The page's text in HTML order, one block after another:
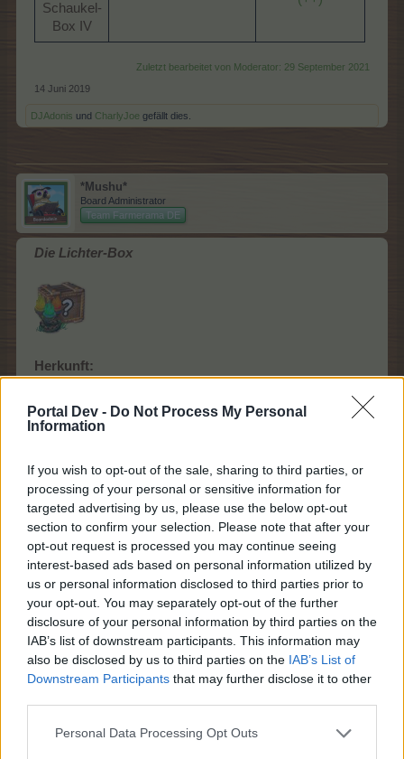
Portal Dev - Do Not Process My Personal
Information
If you wish to opt-out of the sale, sharing to third parties, or
processing of your personal or sensitive information for
targeted advertising by us, please use the below opt-out
section to confirm your selection. Please note that after your
opt-out request is processed you may continue seeing
interest-based ads based on personal information utilized by
us or personal information disclosed to third parties prior to
your opt-out. You may separately opt-out of the further
disclosure of your personal information by third parties on the
IAB’s list of downstream participants. This information may
also be disclosed by us to third parties on the IAB’s List of
Downstream Participants that may further disclose it to other
Personal Data Processing Opt Outs
Schaukel-
Box IV​
Zuletzt bearbeitet von Moderator: 29 September 2021
14 Juni 2019
DJAdonis und CharlyJoe gefällt dies.
*Mushu*
Board Administrator
Team Farmerama DE
Die Lichter-Box
Herkunft:
2019
Tiki-
Farmschrein
alle 24:00 h
13 EP oder
TEP je Level
1-er Feld
Hauptacker
Wilde Wiese
Waldlichtung
Bahamarama
Ziergarten
Schatzinsel
Regenwald
Kristallfälle
Farm-
alle 24:00 h
25 EP oder
2-er Feld
Hauptacker
Wilde Wiese
Waldlichtung
Bahamarama
Schatzinsel